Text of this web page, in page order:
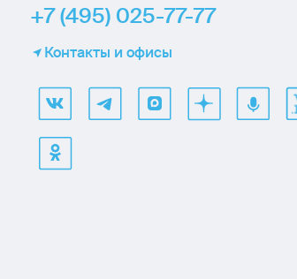
+7 (495) 025-77-77
Контакты и офисы